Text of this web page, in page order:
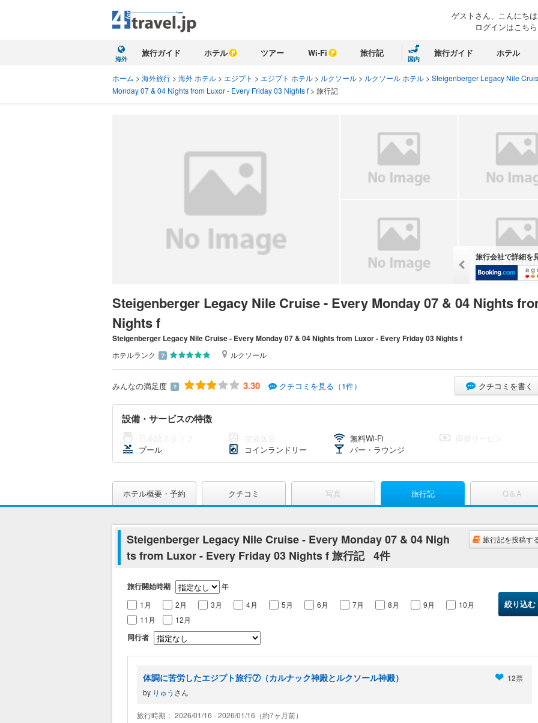
ゲストさん、こんにちは
ログインはこちら
海外
旅行ガイド ホテル ツアー Wi-Fi 旅行記
国内
旅行ガイド ホテル
ホーム > 海外旅行 > 海外 ホテル > エジプト > エジプト ホテル > ルクソール > ルクソール ホテル > Steigenberger Legacy Nile
Monday 07 & 04 Nights from Luxor - Every Friday 03 Nights f > 旅行記
旅行会社で詳細を
Steigenberger Legacy Nile Cruise - Every Monday 07 & 04 Nights
Nights f
Steigenberger Legacy Nile Cruise - Every Monday 07 & 04 Nights from Luxor - Every Friday 03 Nights f
ホテルランク ？ ルクソール
みんなの満足度 ？ 3.30 クチコミを見る（1件） クチコミを書く
設備・サービスの特徴
無料Wi-Fi
プール
コインランドリー バー・ラウンジ
ホテル概要・予約 クチコミ 写真 旅行記 Q＆A
Steigenberger Legacy Nile Cruise - Every Monday 07 & 04 Nigh
ts from Luxor - Every Friday 03 Nights f 旅行記 4件
旅行記を投稿す
旅行開始時期
年
1月
2月 3月 4月 5月 6月 7月 8月 9月
10月
11月
12月
同行者
体調に苦労したエジプト旅行⑦（カルナック神殿とルクソール神殿） 12票
by りゅう さん
旅行時期： 2026/01/16 - 2026/01/16（約7ヶ月前）